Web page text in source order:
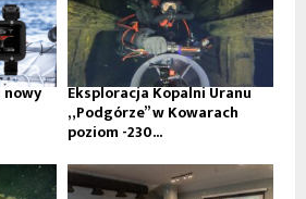
Eksploracja Kopalni Uranu
„Podgórze” w Kowarach
poziom -230...